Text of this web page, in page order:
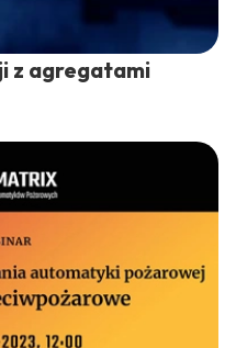
z agregatami